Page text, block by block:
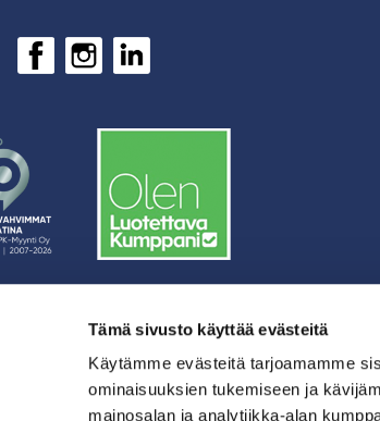
Tämä sivusto käyttää evästeitä
Käytämme evästeitä tarjoamamme
ominaisuuksien tukemiseen ja
mainosalan ja analytiikka-alan